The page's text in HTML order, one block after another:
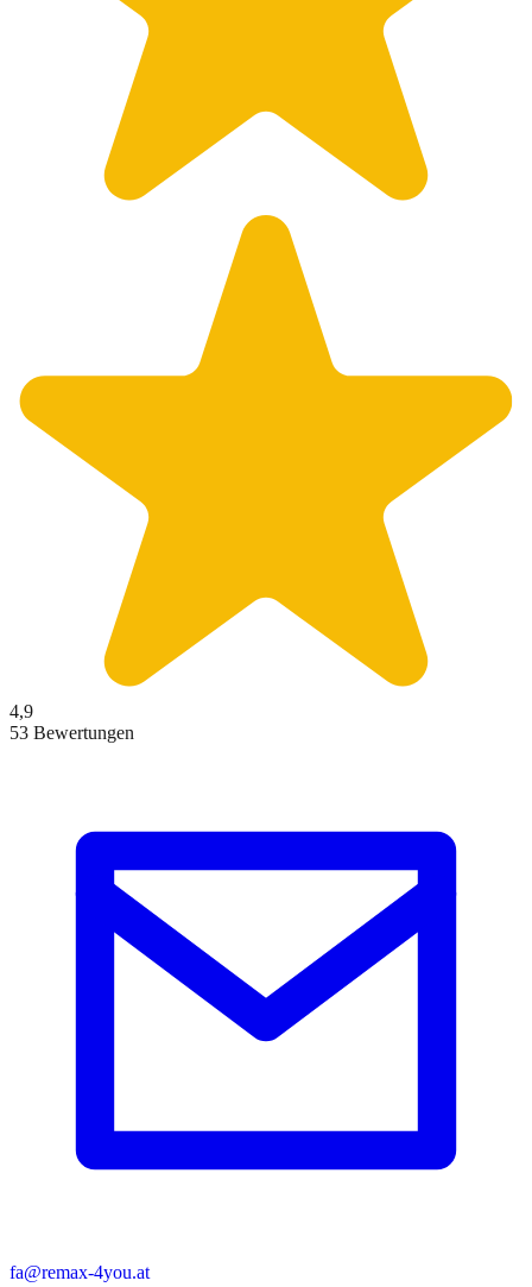
4,9
53 Bewertungen
fa@remax-4you.at